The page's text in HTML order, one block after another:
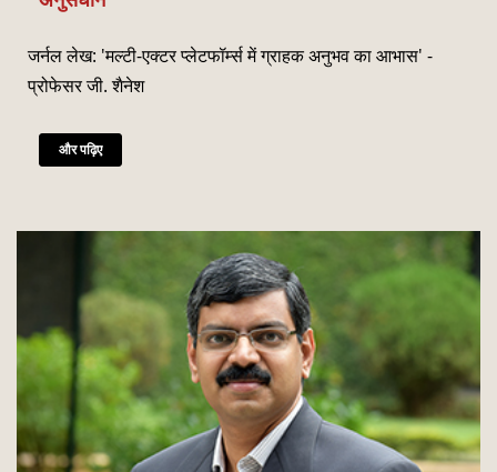
जनवरी
12th
CSITM invites applications for the First Doctoral
Consortium under InCIS 2027
जर्नल लेख: 'मल्टी-एक्टर प्लेटफॉर्म्स में ग्राहक अनुभव का आभास' -
प्रोफेसर जी. शैनेश
और पढ़िए